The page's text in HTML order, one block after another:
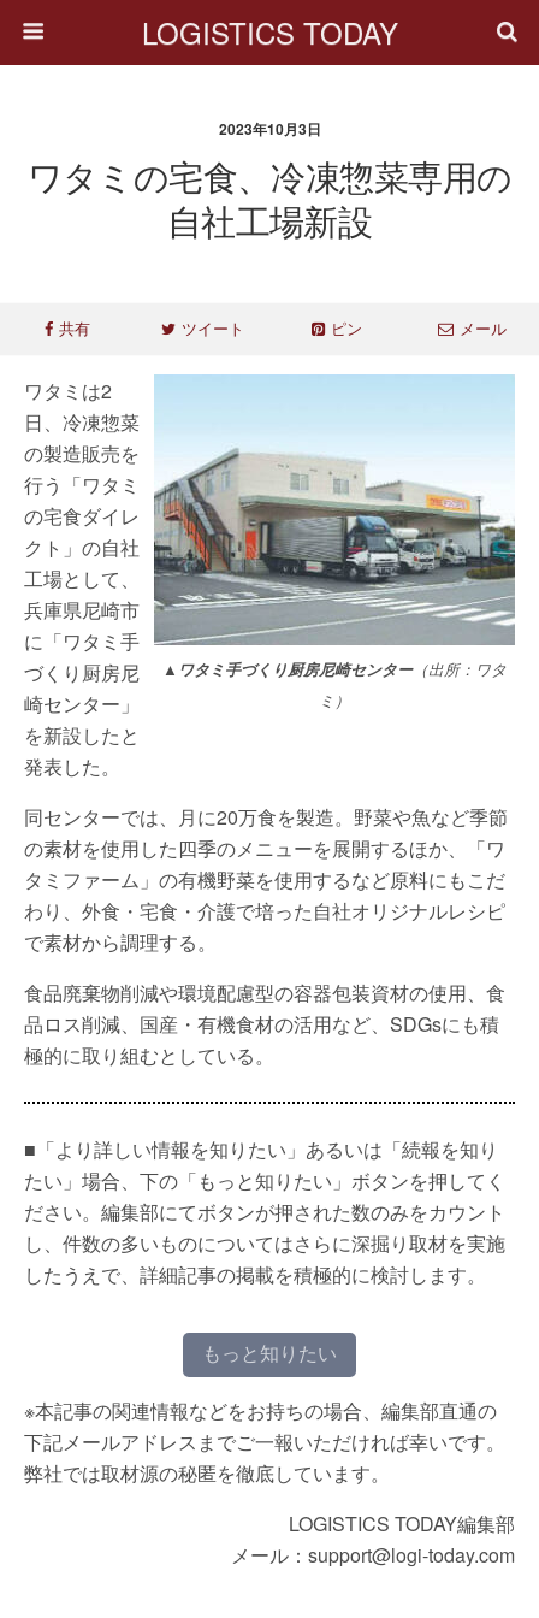
LOGISTICS TODAY
2023年10月3日
ワタミの宅食、冷凍惣菜専用の
自社工場新設
共有 ツイート ピン メール
▲ワタミ手づくり厨房尼崎センター（出所：ワタ
ミ）
ワタミは2
日、冷凍惣菜
の製造販売を
行う「ワタミ
の宅食ダイレ
クト」の自社
工場として、
兵庫県尼崎市
に「ワタミ手
づくり厨房尼
崎センター」
を新設したと
発表した。
同センターでは、月に20万食を製造。野菜や魚など季節
の素材を使用した四季のメニューを展開するほか、「ワ
タミファーム」の有機野菜を使用するなど原料にもこだ
わり、外食・宅食・介護で培った自社オリジナルレシピ
で素材から調理する。
食品廃棄物削減や環境配慮型の容器包装資材の使用、食
品ロス削減、国産・有機食材の活用など、SDGsにも積
極的に取り組むとしている。
■「より詳しい情報を知りたい」あるいは「続報を知り
たい」場合、下の「もっと知りたい」ボタンを押してく
ださい。編集部にてボタンが押された数のみをカウント
し、件数の多いものについてはさらに深掘り取材を実施
したうえで、詳細記事の掲載を積極的に検討します。
もっと知りたい
※本記事の関連情報などをお持ちの場合、編集部直通の
下記メールアドレスまでご一報いただければ幸いです。
弊社では取材源の秘匿を徹底しています。
LOGISTICS TODAY編集部
メール：support@logi-today.com